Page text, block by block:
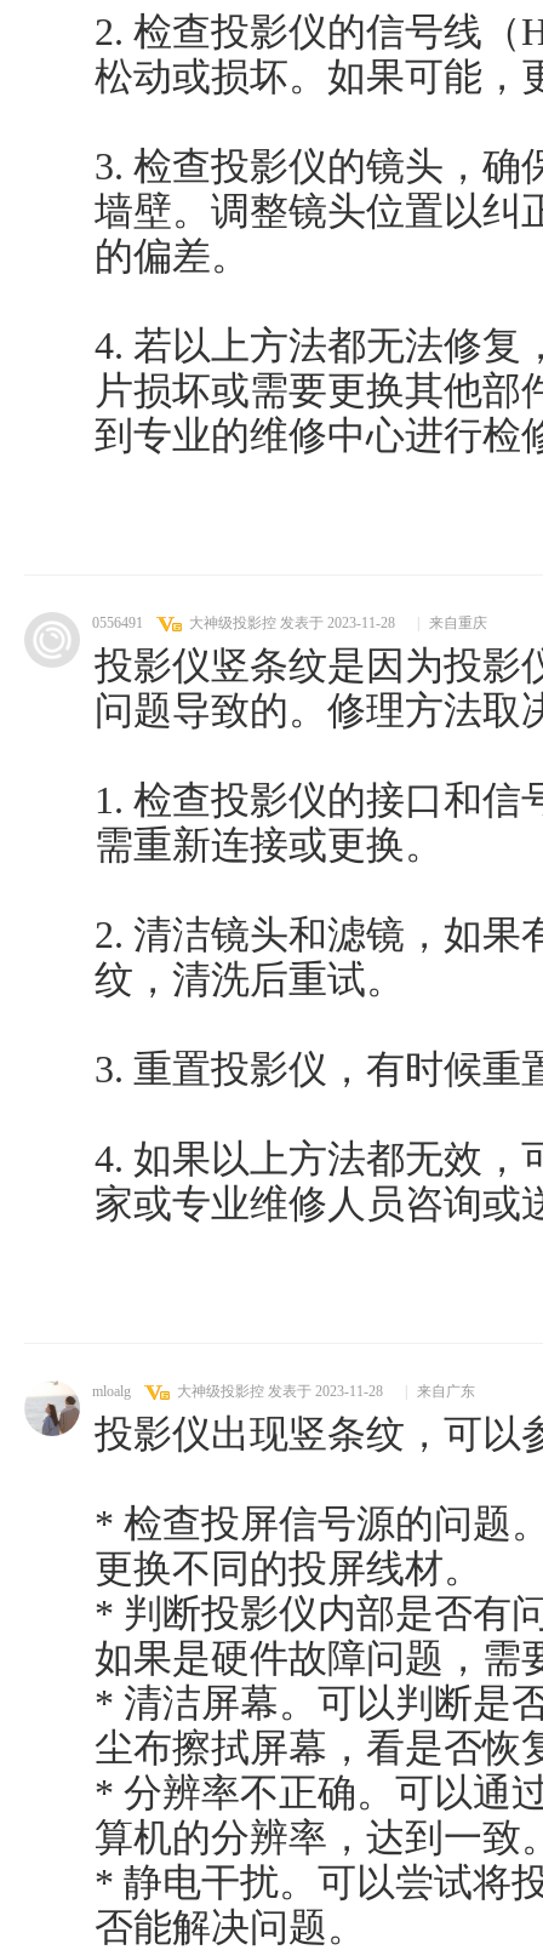
2. 检查投影仪的信号线
松动或损坏。如果可能，
3. 检查投影仪的镜头，确
墙壁。调整镜头位置以纠
的偏差。
4. 若以上方法都无法修复
片损坏或需要更换其他部
到专业的维修中心进行检
0556491 大神级投影控 发表于 2023-11-28 来自重庆
投影仪竖条纹是因为投影
问题导致的。修理方法取
1. 检查投影仪的接口和信
需重新连接或更换。
2. 清洁镜头和滤镜，如果
纹，清洗后重试。
3. 重置投影仪，有时候重
4. 如果以上方法都无效，
家或专业维修人员咨询或
mloalg 大神级投影控 发表于 2023-11-28 来自广东
投影仪出现竖条纹，可以
* 检查投屏信号源的问题
更换不同的投屏线材。
* 判断投影仪内部是否有
如果是硬件故障问题，需
* 清洁屏幕。可以判断是
尘布擦拭屏幕，看是否恢
* 分辨率不正确。可以通
算机的分辨率，达到一致
* 静电干扰。可以尝试将
否能解决问题。